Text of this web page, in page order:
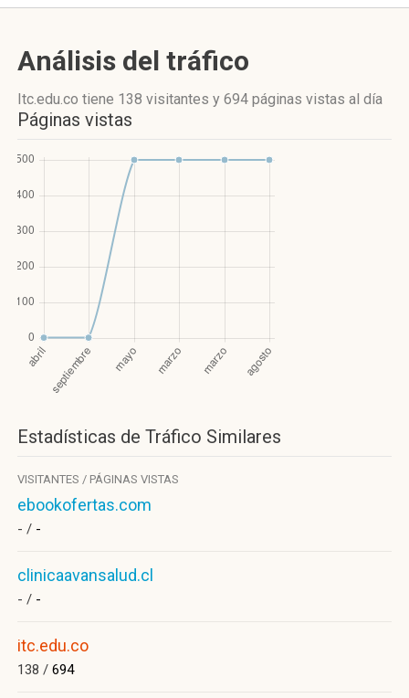
Análisis del tráfico
Itc.edu.co tiene 138 visitantes y 694 páginas vistas al día
Páginas vistas
Estadísticas de Tráfico Similares
VISITANTES / PÁGINAS VISTAS
ebookofertas.com
- / -
clinicaavansalud.cl
- / -
itc.edu.co
138 / 694